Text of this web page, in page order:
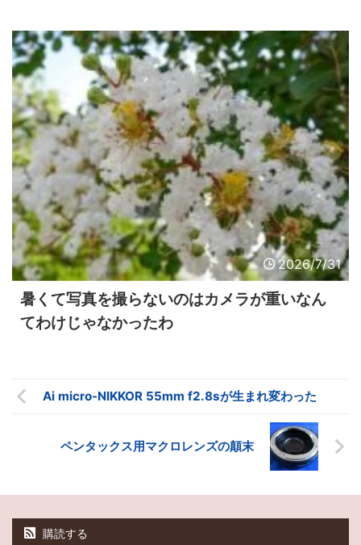
2026/7/31
暑くて写真を撮らないのはカメラが重いなん
てわけじゃなかったわ
Ai micro-NIKKOR 55mm f2.8sが生まれ変わった
ペンタックス用マクロレンズの顛末
購読する